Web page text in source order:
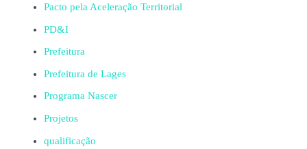
Pacto pela Aceleração Territorial
PD&I
Prefeitura
Prefeitura de Lages
Programa Nascer
Projetos
qualificação